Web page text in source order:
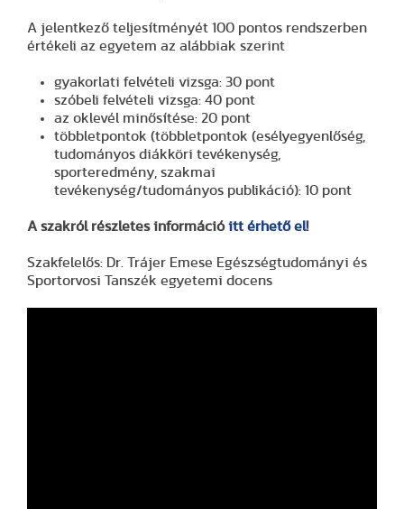
A jelentkező teljesítményét 100 pontos rendszerben
értékeli az egyetem az alábbiak szerint
gyakorlati felvételi vizsga: 30 pont
szóbeli felvételi vizsga: 40 pont
az oklevél minősítése: 20 pont
többletpontok (többletpontok (esélyegyenlőség,
tudományos diákköri tevékenység,
sporteredmény, szakmai
tevékenység/tudományos publikáció): 10 pont
A szakról részletes információitt érhető el!
Szakfelelős: Dr. Trájer Emese Egészségtudományi és
Sportorvosi Tanszék egyetemi docens